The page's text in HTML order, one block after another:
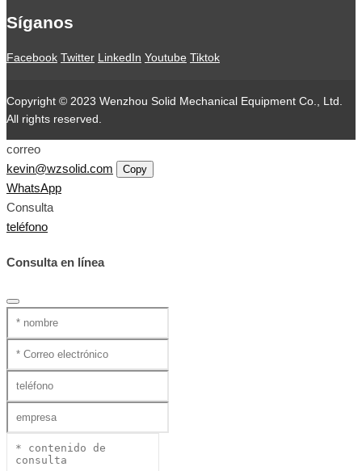
Síganos
Facebook Twitter LinkedIn Youtube Tiktok
Copyright © 2023 Wenzhou Solid Mechanical Equipment Co., Ltd.
All rights reserved.
correo
kevin@wzsolid.com
Copy
WhatsApp
Consulta
teléfono
Consulta en línea